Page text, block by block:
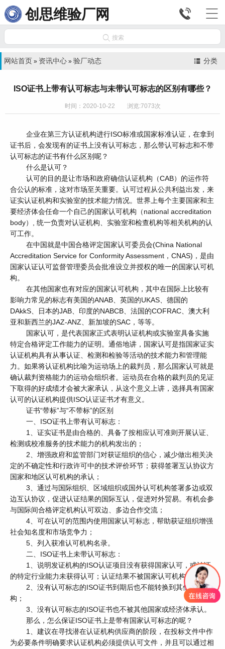
创思维验厂网 

 搜索
分类
网站首页 » 资讯中心 » 验厂动态
ISO证书上带有认可标志与未带认可标志的区别有哪些？
时间：2020-10-22 浏览:7073次
企业在第三方认证机构进行ISO标准或国家标准认证，在拿到
证书后，会发现有的证书上没有认可标志，那么带认可标志和不带
认可标志的证书有什么区别呢？
什么是认可？
认可的目的是让市场和政府确信认证机构（CAB）的运作符
合公认的标准，这对市场至关重要。认可过程从公共利益出发，来
证实认证机构和实验室的技术能力情况。世界上每个主要国家和主
要经济体会任命一个自己的国家认可机构（national accreditation
body）, 统一负责对认证机构、实验室和检查机构等相关机构的认
可工作。
在中国就是中国合格评定国家认可委员会(China National
Accreditation Service for Conformity Assessment，CNAS)，是由
国家认证认可监督管理委员会批准设立并授权的唯一的国家认可机
构。
在其他国家也有对应的国家认可机构，其中在国际上比较有
影响力常见的标志有美国的ANAB、英国的UKAS、德国的
DAkkS、日本的JAB、印度的NABCB、法国的COFRAC、澳大利
亚和新西兰的JAZ-ANZ、新加坡的SAC，等等。
国家认可，是代表国家正式表明认证机构或实验室具备实施
特定合格评定工作能力的证明。通俗地讲，国家认可是指国家证实
认证机构具有从事认证、检测和检验等活动的技术能力和管理能
力。如果将认证机构比喻为运动场上的裁判员，那么国家认可就是
确认裁判资格能力的运动会组织者。运动员在合格的裁判员的见证
下取得的好成绩才会被大家承认，从这个意义上讲，选择具有国家
认可的认证机构提供ISO认证证书才有意义。
证书“带标”与“不带标”的区别
一、ISO证书上带有认可标志：
1、证实证书是由合格的、具备了按相应认可准则开展认证、
检测或校准服务的技术能力的机构发出的；
2、增强政府和监管部门对获证组织的信心，减少做出相关决
定的不确定性和行政许可中的技术评价环节；获得签署互认协议方
国家和地区认可机构的承认；
3、通过与国际组织、区域组织或国外认可机构签署多边或双
边互认协议，促进认证结果的国际互认，促进对外贸易。有机会参
与国际间合格评定机构认可双边、多边合作交流；
4、可在认可的范围内使用国家认可标志，帮助获证组织增强
社会知名度和市场竞争力；
5、列入获准认可机构名录。
二、ISO证书上未带认可标志：
1、说明发证机构的ISO认证项目没有获得国家认可，或认证
的特定行业能力未获得认可；认证结果不被国家认可机构承认；
2、没有认可标志的ISO证书到期后也不能转换到其他认证机
构；
3、没有认可标志的ISO证书也不被其他国家或经济体承认。
那么，怎么保证ISO证书上是带有国家认可标志的呢？
1、建议在寻找潜在认证机构供应商的阶段，在投标文件中作
为必要条件明确要求认证机构必须提供认可文件，并且可以通过相